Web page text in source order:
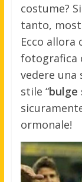
costume?
tanto,
Ecco allora
fotografica
vedere una
stile “bulge
ormonale!